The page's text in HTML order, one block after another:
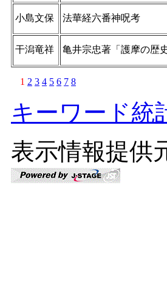
小島文保 法華経六番神呪考
干潟竜祥 亀井宗忠著「護摩の歴
1 2 3 4 5 6 7 8
キーワード統
表示情報提供